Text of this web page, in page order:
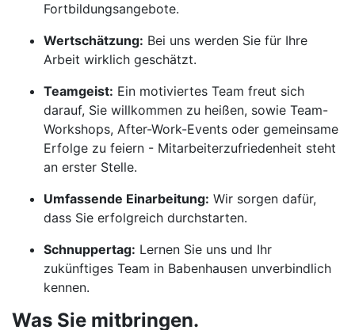
Fortbildungsangebote.
Wertschätzung: Bei uns werden Sie für Ihre
Arbeit wirklich geschätzt.
Teamgeist: Ein motiviertes Team freut sich
darauf, Sie willkommen zu heißen, sowie Team-
Workshops, After-Work-Events oder gemeinsame
Erfolge zu feiern - Mitarbeiterzufriedenheit steht
an erster Stelle.
Umfassende Einarbeitung: Wir sorgen dafür,
dass Sie erfolgreich durchstarten.
Schnuppertag: Lernen Sie uns und Ihr
zukünftiges Team in Babenhausen unverbindlich
kennen.
Was Sie mitbringen.